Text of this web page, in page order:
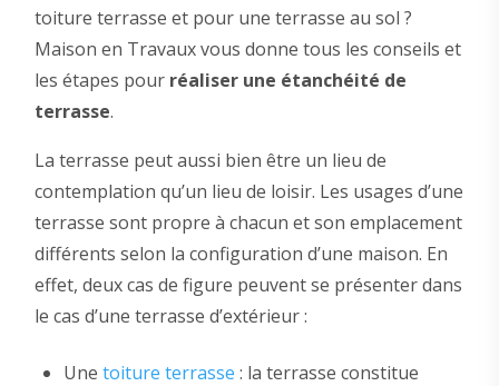
toiture terrasse et pour une terrasse au sol ?
Maison en Travaux vous donne tous les conseils et
les étapes pour réaliser une étanchéité de
terrasse.
La terrasse peut aussi bien être un lieu de
contemplation qu’un lieu de loisir. Les usages d’une
terrasse sont propre à chacun et son emplacement
différents selon la configuration d’une maison. En
effet, deux cas de figure peuvent se présenter dans
le cas d’une terrasse d’extérieur :
Une toiture terrasse : la terrasse constitue